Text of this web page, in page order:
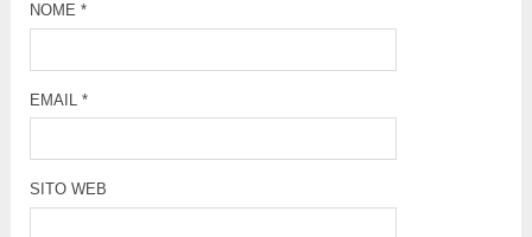
NOME *
EMAIL *
SITO WEB